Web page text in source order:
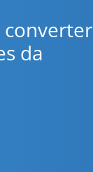
converter
da